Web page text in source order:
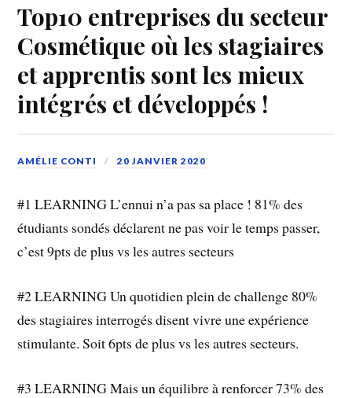
Top10 entreprises du secteur
Cosmétique où les stagiaires
et apprentis sont les mieux
intégrés et développés !
AMÉLIE CONTI 20 JANVIER 2020
#1 LEARNING L’ennui n’a pas sa place ! 81% des
étudiants sondés déclarent ne pas voir le temps passer,
c’est 9pts de plus vs les autres secteurs
#2 LEARNING Un quotidien plein de challenge 80%
des stagiaires interrogés disent vivre une expérience
stimulante. Soit 6pts de plus vs les autres secteurs.
#3 LEARNING Mais un équilibre à renforcer 73% des